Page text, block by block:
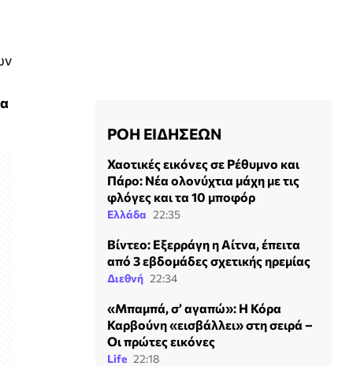
ΡΟΗ ΕΙΔΗΣΕΩΝ
Χαοτικές εικόνες σε Ρέθυμνο και
Πάρο: Νέα ολονύχτια μάχη με τις
φλόγες και τα 10 μποφόρ
Ελλάδα 22:35
Βίντεο: Εξερράγη η Αίτνα, έπειτα
από 3 εβδομάδες σχετικής ηρεμίας
Διεθνή 22:34
«Μπαμπά, σ’ αγαπώ»: Η Κόρα
Καρβούνη «εισβάλλει» στη σειρά –
Οι πρώτες εικόνες
Life 22:18